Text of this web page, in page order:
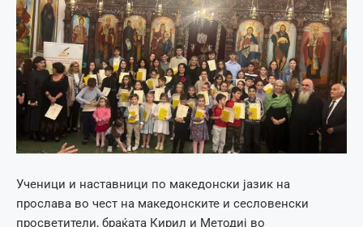
Ученици и наставници по македонски јазик на
прослава во чест на македонските и сесловенски
просветители, браќата Кирил и Методиј во